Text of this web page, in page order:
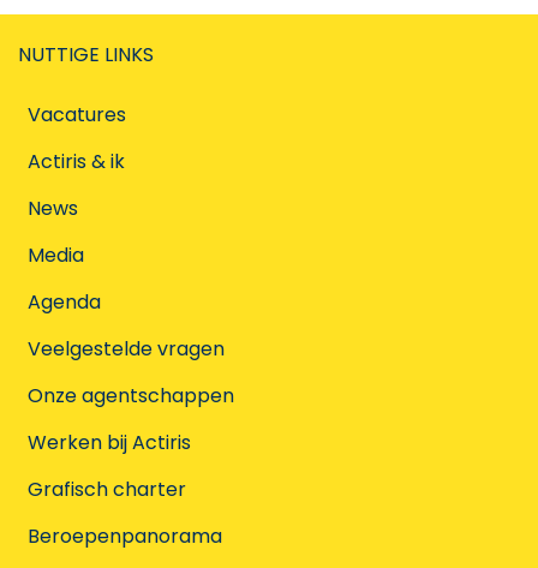
NUTTIGE LINKS
Vacatures
Actiris & ik
News
Media
Agenda
Veelgestelde vragen
Onze agentschappen
Werken bij Actiris
Grafisch charter
Beroepenpanorama